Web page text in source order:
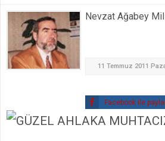
Nevzat Ağabey
11 Temmuz 2011
Facebook ile